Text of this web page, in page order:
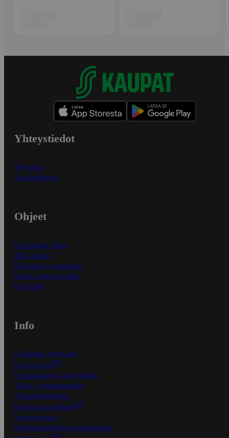
Yhteystiedot
Myymälät
Asiakaspalvelu
Ohjeet
Ensitilaajan ohjeet
Näin maksat
Näin tilaat ja muokkaat
Kaikki ohjeet ja vinkit
In English
Info
S-Business yrityksille
Oiva-raportit
Osuuskauppojen yhteystiedot
Tilaus- ja toimitusehdot
Tietosuojakäytäntö
Palvelun käyttöehdot
Saavutettavuus
Mobiilisovelluksen saavutettavuus